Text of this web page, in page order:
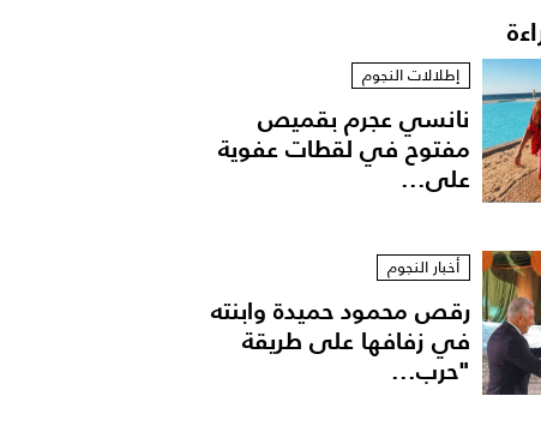
إطلالات النجوم
نانسي عجرم بقميص
مفتوح في لقطات عفوية
على...
أخبار النجوم
رقص محمود حميدة وابنته
في زفافها على طريقة
"حرب...